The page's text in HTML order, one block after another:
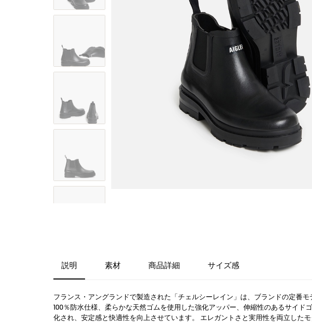
説明 素材 商品詳細 サイズ感
フランス・アングランドで製造された「チェルシーレイン」は、ブランドの定番
100％防水仕様、柔らかな天然ゴムを使用した強化アッパー、伸縮性のあるサイ
化され、安定感と快適性を向上させています。 エレガントさと実用性を両立した